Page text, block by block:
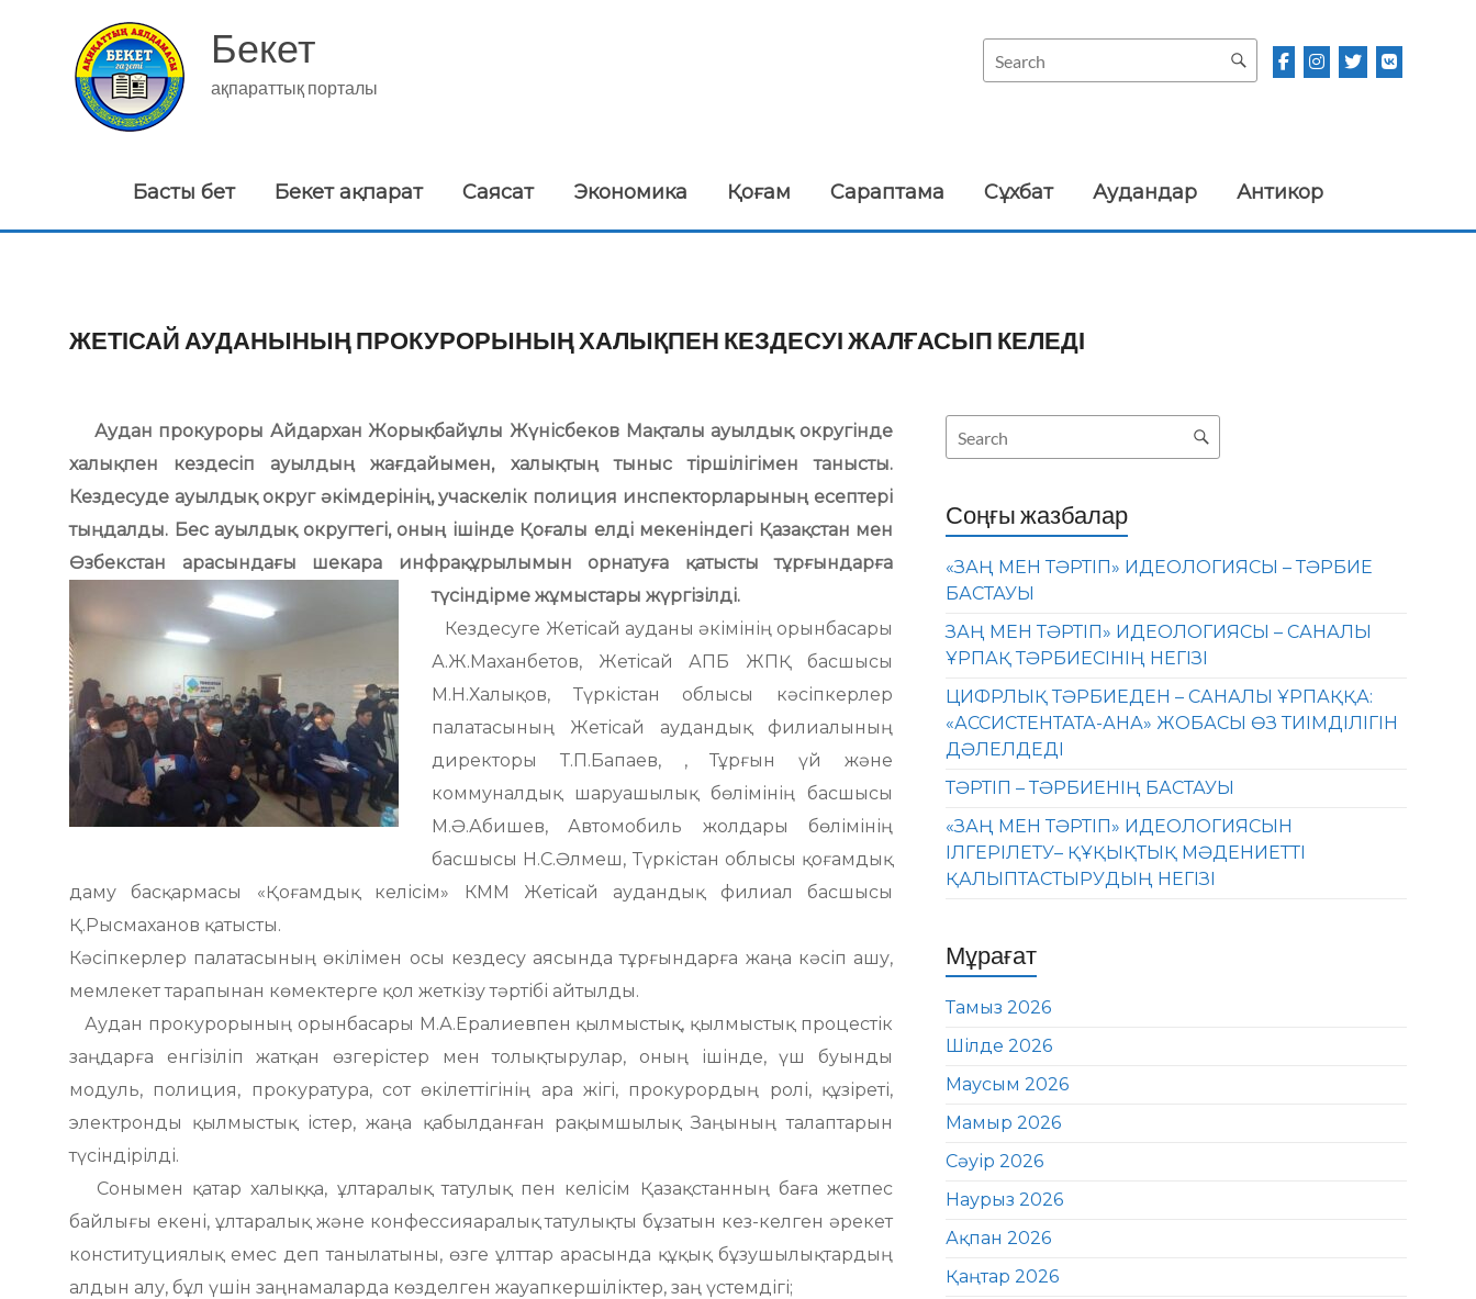
Бекет
ақпараттық порталы
Басты бет Бекет ақпарат Саясат Экономика Қоғам Сараптама Сұхбат Аудандар Антикор
ЖЕТІСАЙ АУДАНЫНЫҢ ПРОКУРОРЫНЫҢ ХАЛЫҚПЕН КЕЗДЕСУІ ЖАЛҒАСЫП КЕЛЕДІ
Аудан прокуроры Айдархан Жорықбайұлы Жүнісбеков Мақталы ауылдық округінде
халықпен кездесіп ауылдың жағдайымен, халықтың тыныс тіршілігімен танысты.
Кездесуде ауылдық округ әкімдерінің, учаскелік полиция инспекторларының есептері
тыңдалды. Бес ауылдық округтегі, оның ішінде Қоғалы елді мекеніндегі Қазақстан мен
Өзбекстан арасындағы шекара инфрақұрылымын орнатуға қатысты тұрғындарға
түсіндірме жұмыстары жүргізілді.
Кездесуге Жетісай ауданы әкімінің орынбасары
А.Ж.Маханбетов, Жетісай АПБ ЖПҚ басшысы
М.Н.Халықов, Түркістан облысы кәсіпкерлер
палатасының Жетісай аудандық филиалының
директоры Т.П.Бапаев, , Тұрғын үй және
коммуналдық шаруашылық бөлімінің басшысы
М.Ә.Абишев, Автомобиль жолдары бөлімінің
басшысы Н.С.Әлмеш, Түркістан облысы қоғамдық
даму басқармасы «Қоғамдық келісім» КММ Жетісай аудандық филиал басшысы
Қ.Рысмаханов қатысты.
Кәсіпкерлер палатасының өкілімен осы кездесу аясында тұрғындарға жаңа кәсіп ашу,
мемлекет тарапынан көмектерге қол жеткізу тәртібі айтылды.
Аудан прокурорының орынбасары М.А.Ералиевпен қылмыстық, қылмыстық процестік
заңдарға енгізіліп жатқан өзгерістер мен толықтырулар, оның ішінде, үш буынды
модуль, полиция, прокуратура, сот өкілеттігінің ара жігі, прокурордың ролі, құзіреті,
электронды қылмыстық істер, жаңа қабылданған рақымшылық Заңының талаптарын
түсіндірілді.
Сонымен қатар халыққа, ұлтаралық татулық пен келісім Қазақстанның баға жетпес
байлығы екені, ұлтаралық және конфессияаралық татулықты бұзатын кез-келген әрекет
конституциялық емес деп танылатыны, өзге ұлттар арасында құқық бұзушылықтардың
алдын алу, бұл үшін заңнамаларда көзделген жауапкершіліктер, заң үстемдігі;
Соңғы жазбалар
«ЗАҢ МЕН ТӘРТІП» ИДЕОЛОГИЯСЫ – ТӘРБИЕ
БАСТАУЫ
ЗАҢ МЕН ТӘРТІП» ИДЕОЛОГИЯСЫ – САНАЛЫ
ҰРПАҚ ТӘРБИЕСІНІҢ НЕГІЗІ
ЦИФРЛЫҚ ТӘРБИЕДЕН – САНАЛЫ ҰРПАҚҚА:
«АССИСТЕНТАТА-АНА» ЖОБАСЫ ӨЗ ТИІМДІЛІГІН
ДӘЛЕЛДЕДІ
ТӘРТІП – ТӘРБИЕНІҢ БАСТАУЫ
«ЗАҢ МЕН ТӘРТІП» ИДЕОЛОГИЯСЫН
ІЛГЕРІЛЕТУ– ҚҰҚЫҚТЫҚ МӘДЕНИЕТТІ
ҚАЛЫПТАСТЫРУДЫҢ НЕГІЗІ
Мұрағат
Тамыз 2026
Шілде 2026
Маусым 2026
Мамыр 2026
Сәуір 2026
Наурыз 2026
Ақпан 2026
Қаңтар 2026